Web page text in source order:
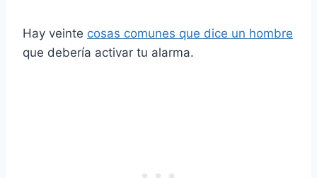
Hay veinte cosas comunes que dice un hombre
que debería activar tu alarma.